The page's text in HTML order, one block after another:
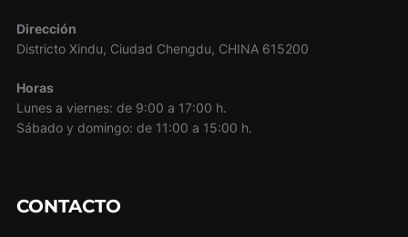
Dirección
Districto Xindu, Ciudad Chengdu, CHINA 615200
Horas
Lunes a viernes: de 9:00 a 17:00 h.
Sábado y domingo: de 11:00 a 15:00 h.
CONTACTO